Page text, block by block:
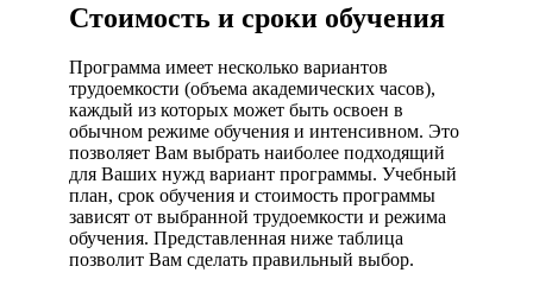
Стоимость и сроки обучения
Программа имеет несколько вариантов
трудоемкости (объема академических часов),
каждый из которых может быть освоен в
обычном режиме обучения и интенсивном. Это
позволяет Вам выбрать наиболее подходящий
для Ваших нужд вариант программы. Учебный
план, срок обучения и стоимость программы
зависят от выбранной трудоемкости и режима
обучения. Представленная ниже таблица
позволит Вам сделать правильный выбор.